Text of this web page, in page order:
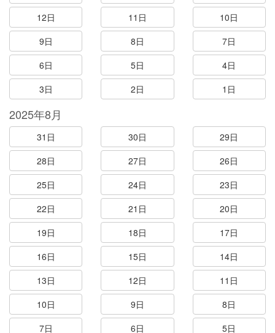
12日
11日
10日
9日
8日
7日
6日
5日
4日
3日
2日 1日
2025年8月
31日 30日
29日
28日
27日
26日
25日
24日
23日
22日
21日
20日
19日
18日
17日
16日
15日
14日
13日
12日
11日
10日
9日
8日
7日
6日
5日